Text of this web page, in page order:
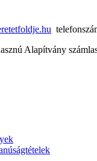
Alapítvány